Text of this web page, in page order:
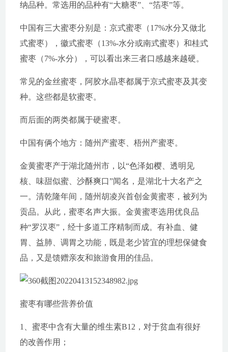
纳品种。常选用的品种有“大糖枣”、“箔枣”等。
中国有三大蜜枣分别是：京式蜜枣（17%水分又做北
式蜜枣），徽式蜜枣（13%-水分或南式蜜枣）和桂式
蜜枣（7%-水分），可以看出来三者口感越来越硬。
常见的金丝蜜枣，阿胶水晶枣都属于京式蜜枣及其变
种。这些都是软蜜枣。
而后面的两类都属于硬蜜枣。
中国有俩个地方：随州产蜜枣、梧州产蜜枣。
金黄蜜枣产于湖北随州市，以“色泽如樱、透明见
核、味甜似蜜、沙酥爽口”闻名，是湖北十大名产之
一。清乾隆年间，随州胡凌兴首创金黄蜜枣，被列为
贡品。从此，蜜枣名声大振。金黄蜜枣选用优良品
种“罗汉枣”，经十多道工序精制而成。有补血、健
胃、益肺、调胃之功能，既是老少皆宜的理想保健食
品，又是馈赠亲友和旅游食用的佳品。
蜜枣有哪些营养价值
1、蜜枣中含有大量的维生素B12，对于贫血有很好
的改善作用；